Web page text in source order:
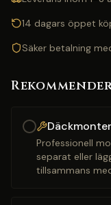
14 dagars öppet
Säker betalning
Professionell
separat eller
tillsammans